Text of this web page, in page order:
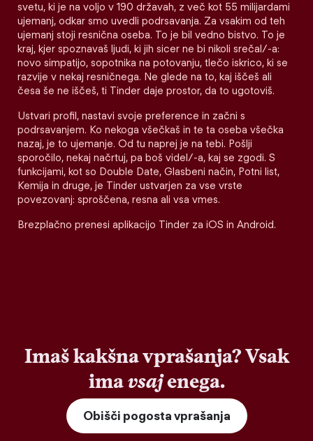
svetu, ki je na voljo v 190 državah, z več kot 55 milijardami
ujemanj, odkar smo uvedli podrsavanja. Za vsakim od teh
ujemanj stoji resnična oseba. To je bil vedno bistvo. To je
kraj, kjer spoznavaš ljudi, ki jih sicer ne bi nikoli srečal/-a:
novo simpatijo, sopotnika na potovanju, tlečo iskrico, ki se
razvije v nekaj resničnega. Ne glede na to, kaj iščeš ali
česa še ne iščeš, ti Tinder daje prostor, da to ugotoviš.
Ustvari profil, nastavi svoje preference in začni s
podrsavanjem. Ko nekoga všečkaš in te ta oseba všečka
nazaj, je to ujemanje. Od tu naprej je na tebi. Pošlji
sporočilo, nekaj načrtuj, pa boš videl/-a, kaj se zgodi. S
funkcijami, kot so Double Date, Glasbeni način, Potni list,
Kemija in druge, je Tinder ustvarjen za vse vrste
povezovanj: sproščena, resna ali vsa vmes.
Brezplačno prenesi aplikacijo Tinder za iOS in Android.
Imaš kakšna vprašanja? Vsak
imavsajenega.
Obišči pogosta vprašanja